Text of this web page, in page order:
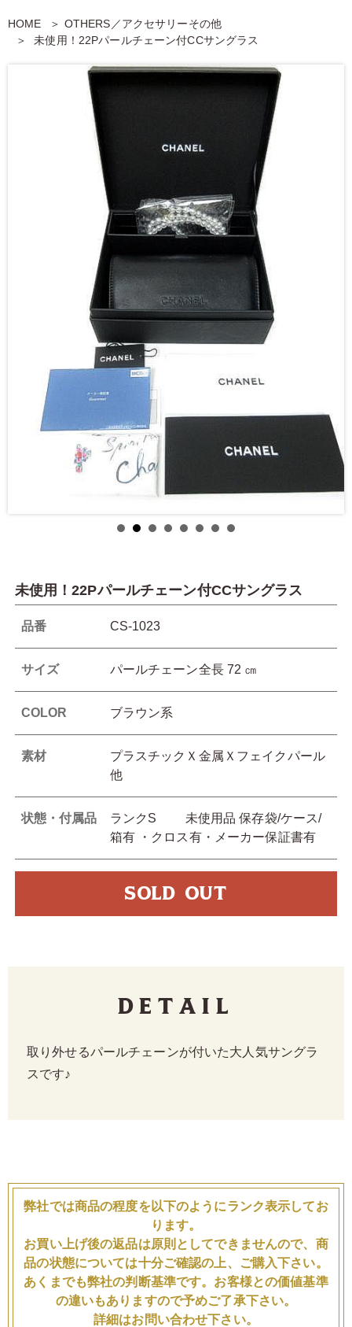
HOME
OTHERS／アクセサリーその他
未使用！22Pパールチェーン付CCサングラス
未使用！22Pパールチェーン付CCサングラス
品番 CS-1023
サイズ パールチェーン全長 72 ㎝
COLOR ブラウン系
素材
プラスチックＸ金属Ｘフェイクパール
他
状態・付属品
ランクS 未使用品 保存袋/ケース/
箱有 ・クロス有・メーカー保証書有
SOLD OUT
Detail
取り外せるパールチェーンが付いた大人気サングラ
スです♪
弊社では商品の程度を以下のようにランク表示してお
ります。
お買い上げ後の返品は原則としてできませんので、商
品の状態については十分ご確認の上、ご購入下さい。
あくまでも弊社の判断基準です。お客様との価値基準
の違いもありますので予めご了承下さい。
詳細はお問い合わせ下さい。